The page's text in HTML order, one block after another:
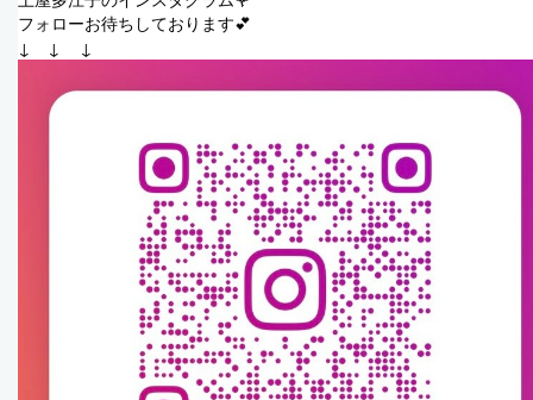
フォローお待ちしております💕
↓　↓    ↓